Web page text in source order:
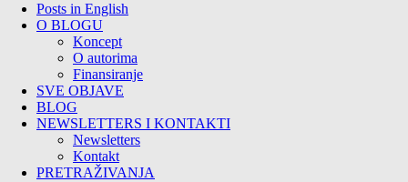
Posts in English
O BLOGU
Koncept
O autorima
Finansiranje
SVE OBJAVE
BLOG
NEWSLETTERS I KONTAKTI
Newsletters
Kontakt
PRETRAŽIVANJA